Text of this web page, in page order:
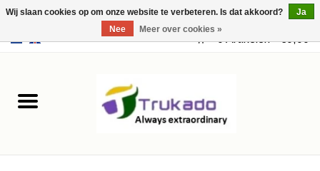
USD 0 Artikelen - €0,00
Leer
Wij slaan cookies op om onze website te verbeteren. Is dat akkoord?
Ja
Nee
Meer over cookies »